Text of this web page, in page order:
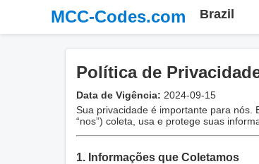
MCC-Codes.com Brazil
Política de
Data de Vigência: 2024-09-15
Sua privacidade é importante para nós.
“nos”) coleta, usa e protege suas
1. Informações que Coletamos